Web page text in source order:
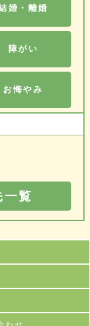
婚・離婚
障がい
お悔やみ
覧